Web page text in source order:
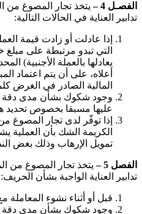
الفصـل 4 –
يتخذ تجار المصوغ من
تدابير العناية في الحالات التالية:
إذا عادلت أو زادت قيمة
التي تبدو مرتبطة على
يعادلها بالعملة الأجنبية)
أعلاه، على أن يتم اعتماد
المالية الصادر في الغرض
وجود شكوك بشأن مدى دقة
عليها مسبقا بخصوص تحديد
إذا توفّر لدى تجار المصوغ
الكريمة الشك بأن العملية
تمويل الإرهاب وذلك بغض
الفصل 5 –
يتخذ تجار المصوغ من
تدابير العناية الواجبة بشأن الحريف:
قبل أو أثناء نشوء المعاملة
وجود شكوك بشأن مدى دقة